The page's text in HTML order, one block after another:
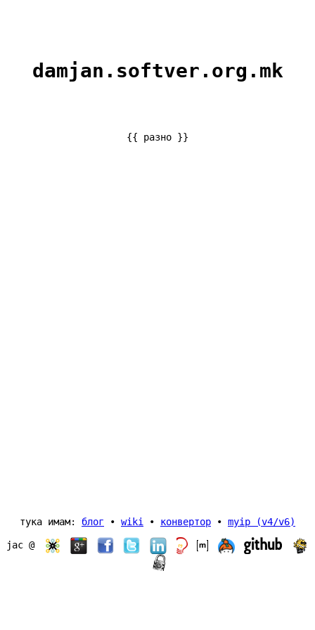
damjan.softver.org.mk
{{ разно }}
тука имам: блог wiki конвертор myip (v4/v6)
јас @